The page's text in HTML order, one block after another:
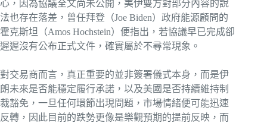
心，因為協議全文尚未公開，美伊雙方對部分內容的說
法也存在落差，曾任拜登（Joe Biden）政府能源顧問的
霍克斯坦（Amos Hochstein）便指出，若協議早已完成卻
遲遲沒有公布正式文件，確實屬於不尋常現象。
對交易商而言，真正重要的並非簽署儀式本身，而是伊
朗未來是否能穩定履行承諾，以及美國是否持續維持制
裁豁免，一旦任何環節出現問題，市場情緒便可能迅速
反轉，因此目前的跌勢更像是樂觀預期的提前反映，而